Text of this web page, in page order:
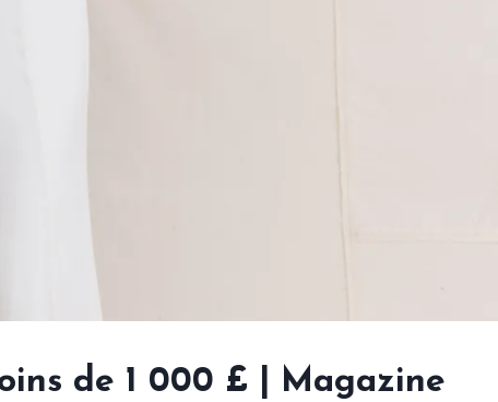
de 1 000 £ | Magazine